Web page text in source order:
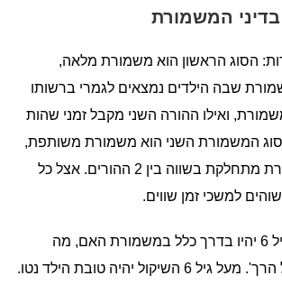
המשמורת
הסוג הראשון הוא משמורת מלאה,
שבה הילדים נמצאים לגמרי ברשותו
ואילו ההורה השני מקבל זמני שהות
המשמורת השני הוא משמורת משותפת,
במקרה זה המשמורת מתחלקת בשווה בין 2 ההורים. אצל כל
למשכי זמן שווים.
כאמור, ילדים עד גיל 6 יהיו בדרך כלל במשמורת האם, מה
שנקרא 'חזקת הגיל הרך'. מעל גיל 6 השיקול יהיה טובת הילד נטו.